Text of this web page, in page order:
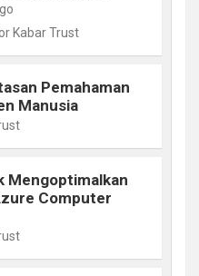
Kabar Trust
Pemahaman
Manusia
Mengoptimalkan
Computer